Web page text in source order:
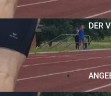
DER